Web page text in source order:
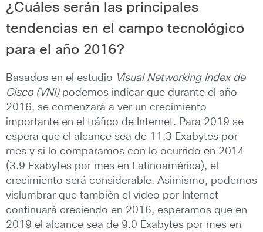
¿Cuáles serán las principales
tendencias en el campo tecnológico
para el año 2016?
Basados en el estudio Visual Networking Index de
Cisco (VNI)podemos indicar que durante el año
2016, se comenzará a ver un crecimiento
importante en el tráfico de Internet. Para 2019 se
espera que el alcance sea de 11.3 Exabytes por
mes y si lo comparamos con lo ocurrido en 2014
(3.9 Exabytes por mes en Latinoamérica), el
crecimiento será considerable. Asimismo, podemos
vislumbrar que también el video por Internet
continuará creciendo en 2016, esperamos que en
2019 el alcance sea de 9.0 Exabytes por mes en